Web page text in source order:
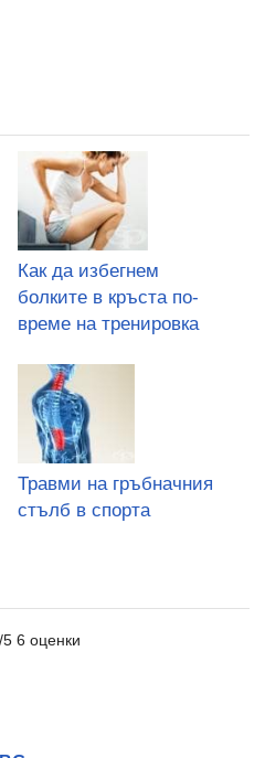
Как да избегнем
болките в кръста по-
време на тренировка
Травми на гръбначния
стълб в спорта
6 оценки